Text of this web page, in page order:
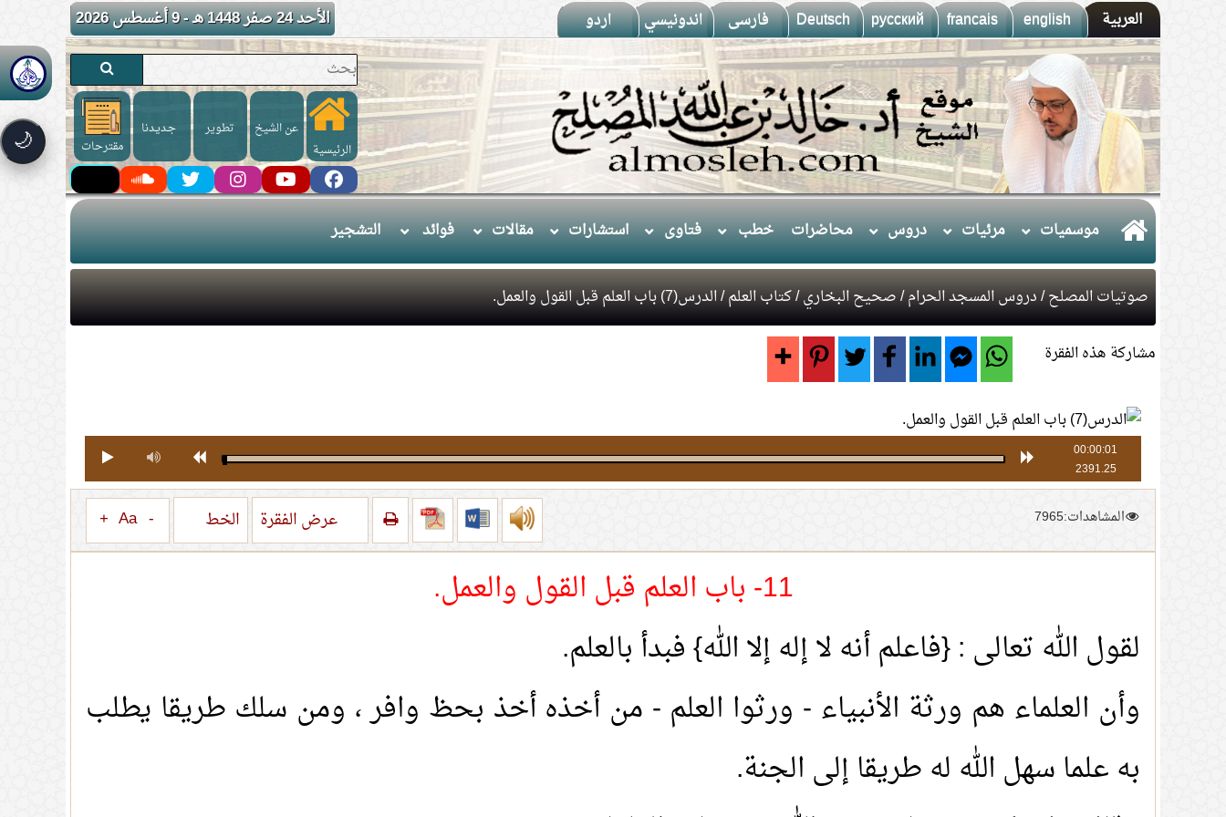
العربية english
francais
русский
Deutsch فارسى اندونيسي اردو الأحد 24 صفر 1448 هـ - 9 أغسطس 2026
🌙 الرئيسية
عن الشيخ تطوير
جـديـدنا
مقترحات
موسميات مرئيات دروس محاضرات خطب فتاوى استشارات مقالات فوائد التشجير
صوتيات المصلح/دروس المسجد الحرام/صحيح البخاري/كتاب العلم/ الدرس(7) باب العلم قبل القول والعمل.
مشاركة هذه الفقرة
00:00:01
2391.25
المشاهدات:7965 عرض الفقرة الخط -
Aa
+
11- باب العلم قبل القول والعمل.
لقول الله تعالى : {فاعلم أنه لا إله إلا الله} فبدأ بالعلم.
وأن العلماء هم ورثة الأنبياء - ورثوا العلم - من أخذه أخذ بحظ وافر ، ومن سلك طريقا يطلب
به علما سهل الله له طريقا إلى الجنة.